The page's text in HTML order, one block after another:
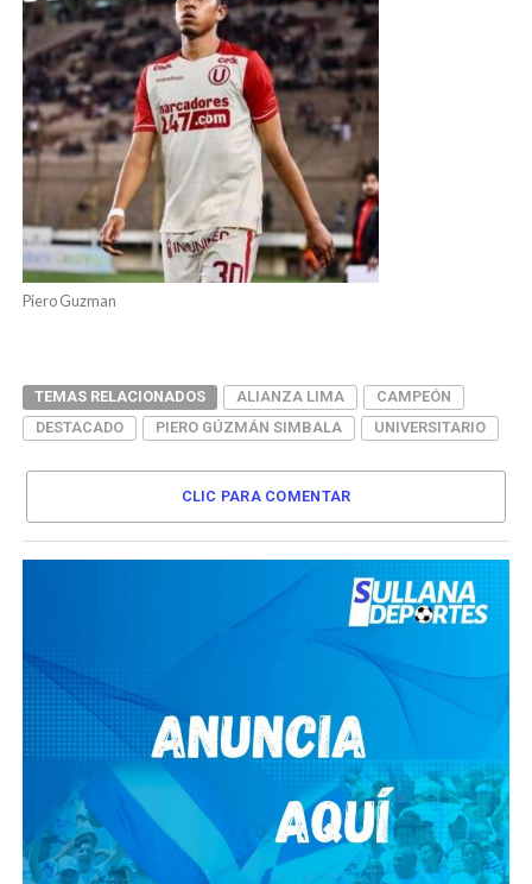
Piero Guzman
TEMAS RELACIONADOS ALIANZA LIMA
CAMPEÓN
DESTACADO
PIERO GÚZMÁN SIMBALA UNIVERSITARIO
CLIC PARA COMENTAR